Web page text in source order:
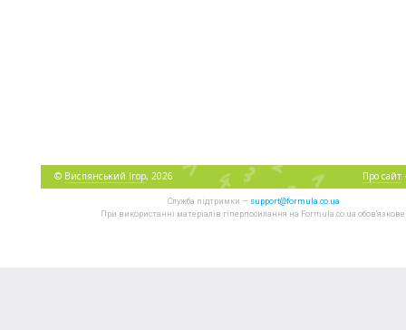
© Виспянський Ігор, 2026 Про сайт
Служба підтримки — support@formula.co.ua
При використанні матеріалів гіперпосилання на Formula.co.ua обов'язкове.